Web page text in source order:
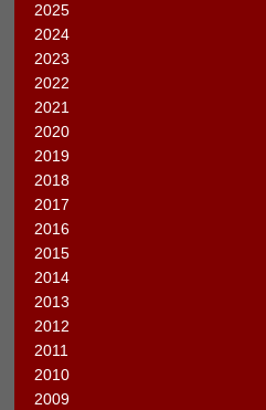
2025
2024
2023
2022
2021
2020
2019
2018
2017
2016
2015
2014
2013
2012
2011
2010
2009